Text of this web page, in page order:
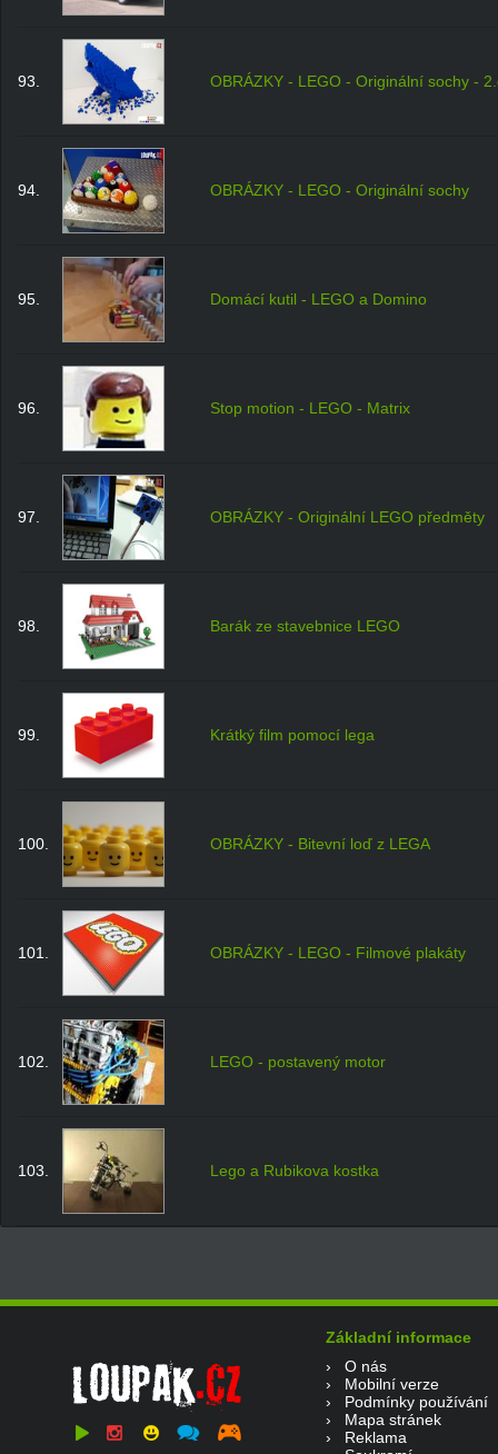
93. OBRÁZKY - LEGO - Originální sochy -
94. OBRÁZKY - LEGO - Originální sochy
95. Domácí kutil - LEGO a Domino
96. Stop motion - LEGO - Matrix
97. OBRÁZKY - Originální LEGO předměty
98. Barák ze stavebnice LEGO
99. Krátký film pomocí lega
100. OBRÁZKY - Bitevní loď z LEGA
101. OBRÁZKY - LEGO - Filmové plakáty
102. LEGO - postavený motor
103. Lego a Rubikova kostka
Základní informace
› O nás
› Mobilní verze
› Podmínky používání
› Mapa stránek
› Reklama